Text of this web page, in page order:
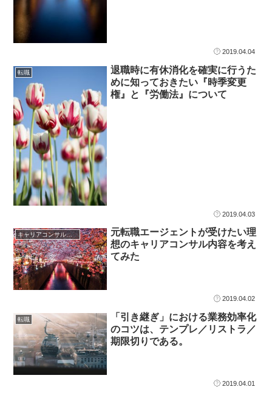
2019.04.04
転職
退職時に有休消化を確実に行うた
めに知っておきたい『時季変更
権』と『労働法』について
2019.04.03
キャリアコンサルタント
元転職エージェントが受けたい理
想のキャリアコンサル内容を考え
てみた
2019.04.02
転職
「引き継ぎ」における業務効率化
のコツは、テンプレ／リストラ／
期限切りである。
2019.04.01